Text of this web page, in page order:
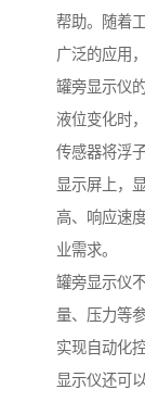
帮助。随着
广泛的应用
罐旁显示仪
液位变化时
传感器将浮
显示屏上，
高、响应速
业需求。
罐旁显示仪
量、压力等
实现自动化
显示仪还可